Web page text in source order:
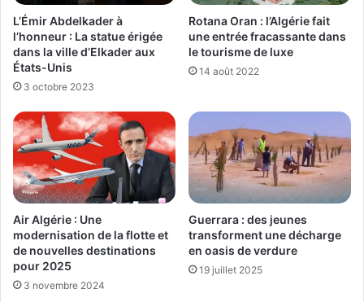
L’Émir Abdelkader à
l’honneur : La statue érigée
dans la ville d’Elkader aux
États-Unis
3 octobre 2023
Rotana Oran : l’Algérie fait
une entrée fracassante dans
le tourisme de luxe
14 août 2022
Air Algérie : Une
modernisation de la flotte et
de nouvelles destinations
pour 2025
3 novembre 2024
Guerrara : des jeunes
transforment une décharge
en oasis de verdure
19 juillet 2025